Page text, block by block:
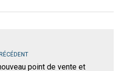
point de vente et